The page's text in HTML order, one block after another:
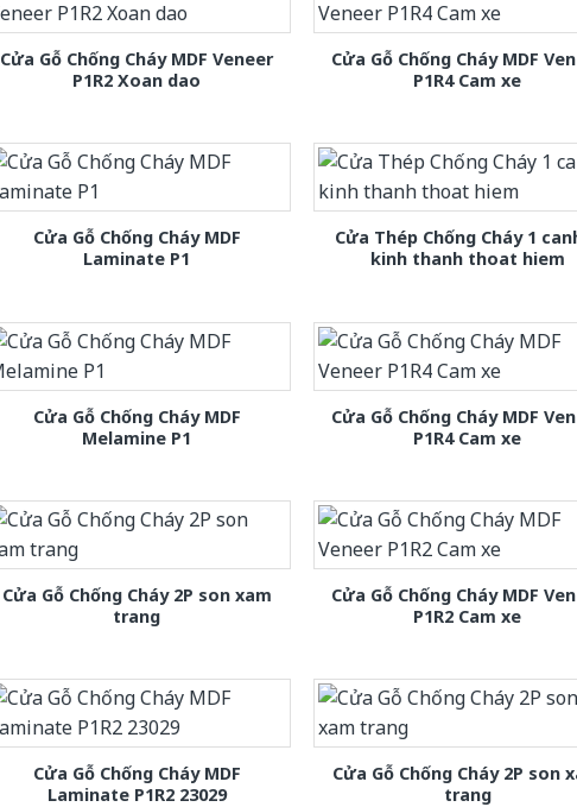
Cửa Gỗ Chống Cháy MDF Veneer
P1R2 Xoan dao
Cửa Gỗ Chống Cháy MDF
P1R4 Cam xe
Cửa Gỗ Chống Cháy MDF
Laminate P1
Cửa Thép Chống Cháy 1
kinh thanh thoat hiem
Cửa Gỗ Chống Cháy MDF
Melamine P1
Cửa Gỗ Chống Cháy MDF
P1R4 Cam xe
Cửa Gỗ Chống Cháy 2P son xam
trang
Cửa Gỗ Chống Cháy MDF
P1R2 Cam xe
Cửa Gỗ Chống Cháy MDF
Laminate P1R2 23029
Cửa Gỗ Chống Cháy 2P son
trang